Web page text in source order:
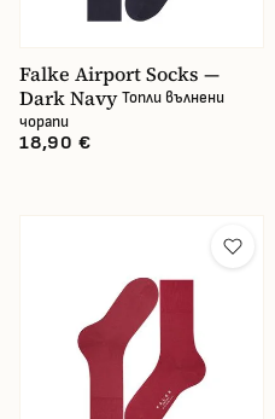
Falke Airport Socks —
Dark Navy Топли вълнени
чорапи
18,90 €